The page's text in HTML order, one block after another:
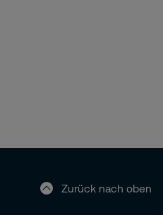
Zurück nach oben